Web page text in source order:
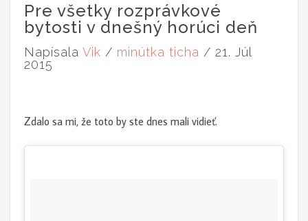
Pre všetky rozprávkové
bytosti v dnešný horúci deň
Napísala Vik / minútka ticha / 21. Júl
2015
Zdalo sa mi, že toto by ste dnes mali vidieť.